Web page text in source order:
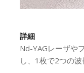
詳細
Nd-YAGレーザや
し、1枚で2つの波